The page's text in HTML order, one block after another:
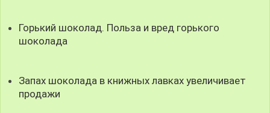
Горький шоколад. Польза и вред горького
шоколада
Запах шоколада в книжных лавках увеличивает
продажи